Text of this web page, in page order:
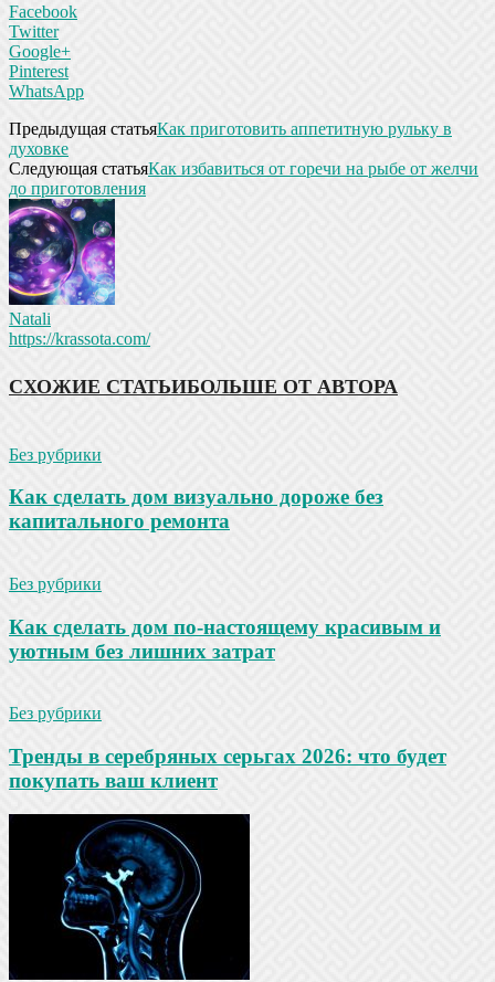
Facebook
Twitter
Google+
Pinterest
WhatsApp
Предыдущая статьяКак приготовить аппетитную рульку в
духовке
Следующая статьяКак избавиться от горечи на рыбе от желчи
до приготовления
Natali
https://krassota.com/
СХОЖИЕ СТАТЬИБОЛЬШЕ ОТ АВТОРА
Без рубрики
Как сделать дом визуально дороже без
капитального ремонта
Без рубрики
Как сделать дом по-настоящему красивым и
уютным без лишних затрат
Без рубрики
Тренды в серебряных серьгах 2026: что будет
покупать ваш клиент